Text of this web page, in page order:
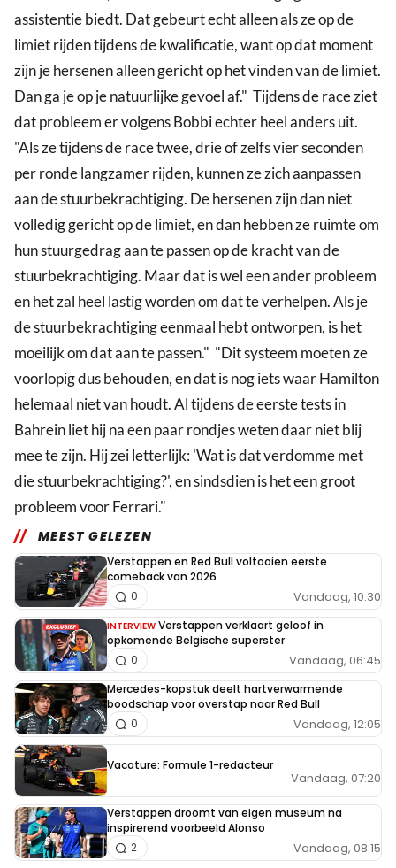
assistentie biedt. Dat gebeurt echt alleen als ze op de
limiet rijden tijdens de kwalificatie, want op dat moment
zijn je hersenen alleen gericht op het vinden van de limiet.
Dan ga je op je natuurlijke gevoel af." Tijdens de race ziet
dat probleem er volgens Bobbi echter heel anders uit.
"Als ze tijdens de race twee, drie of zelfs vier seconden
per ronde langzamer rijden, kunnen ze zich aanpassen
aan de stuurbekrachtiging. De hersenen zijn dan niet
volledig gericht op de limiet, en dan hebben ze ruimte om
hun stuurgedrag aan te passen op de kracht van de
stuurbekrachtiging. Maar dat is wel een ander probleem
en het zal heel lastig worden om dat te verhelpen. Als je
de stuurbekrachtiging eenmaal hebt ontworpen, is het
moeilijk om dat aan te passen." "Dit systeem moeten ze
voorlopig dus behouden, en dat is nog iets waar Hamilton
helemaal niet van houdt. Al tijdens de eerste tests in
Bahrein liet hij na een paar rondjes weten daar niet blij
mee te zijn. Hij zei letterlijk: 'Wat is dat verdomme met
die stuurbekrachtiging?', en sindsdien is het een groot
probleem voor Ferrari."
MEEST GELEZEN
Verstappen en Red Bull voltooien eerste
comeback van 2026
Vandaag, 10:30
0
INTERVIEW Verstappen verklaart geloof in
opkomende Belgische superster
Vandaag, 06:45
0
Mercedes-kopstuk deelt hartverwarmende
boodschap voor overstap naar Red Bull
Vandaag, 12:05
0
Vacature: Formule 1-redacteur
Vandaag, 07:20
Verstappen droomt van eigen museum na
inspirerend voorbeeld Alonso
Vandaag, 08:15
2